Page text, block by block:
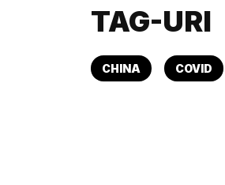
TAG-URI
CHINA COVID